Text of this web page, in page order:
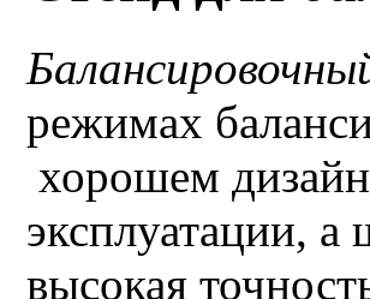
режимах
хорошем
эксплуатации,
высокая